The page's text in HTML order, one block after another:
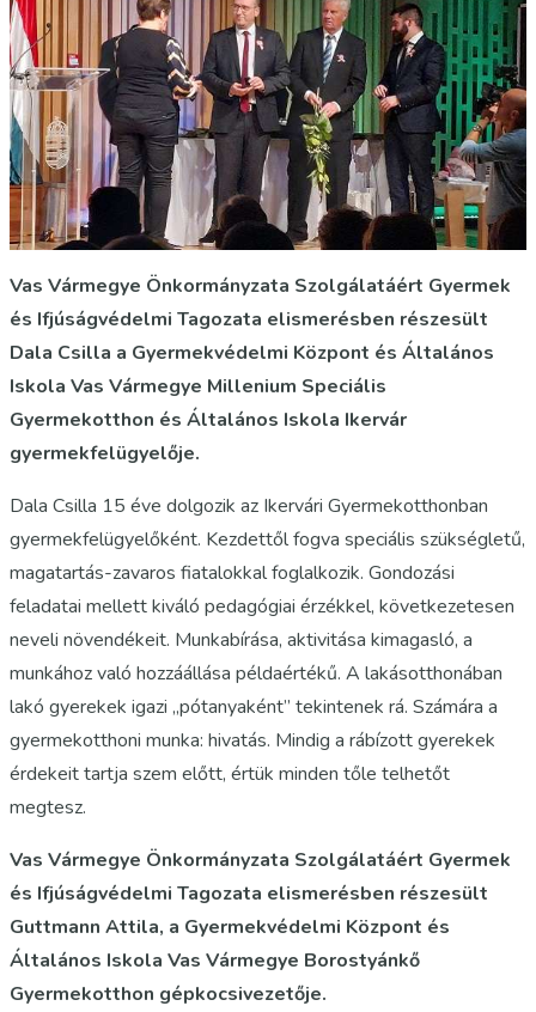
Vas Vármegye Önkormányzata Szolgálatáért Gyermek
és Ifjúságvédelmi Tagozata elismerésben részesült
Dala Csilla a Gyermekvédelmi Központ és Általános
Iskola Vas Vármegye Millenium Speciális
Gyermekotthon és Általános Iskola Ikervár
gyermekfelügyelője.
Dala Csilla 15 éve dolgozik az Ikervári Gyermekotthonban
gyermekfelügyelőként. Kezdettől fogva speciális szükségletű,
magatartás-zavaros fiatalokkal foglalkozik. Gondozási
feladatai mellett kiváló pedagógiai érzékkel, következetesen
neveli növendékeit. Munkabírása, aktivitása kimagasló, a
munkához való hozzáállása példaértékű. A lakásotthonában
lakó gyerekek igazi „pótanyaként” tekintenek rá. Számára a
gyermekotthoni munka: hivatás. Mindig a rábízott gyerekek
érdekeit tartja szem előtt, értük minden tőle telhetőt
megtesz.
Vas Vármegye Önkormányzata Szolgálatáért Gyermek
és Ifjúságvédelmi Tagozata elismerésben részesült
Guttmann Attila, a Gyermekvédelmi Központ és
Általános Iskola Vas Vármegye Borostyánkő
Gyermekotthon gépkocsivezetője.